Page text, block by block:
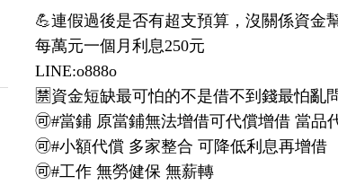
💪連假過後是否有超支預算，沒關係資金
每萬元一個月利息250元
LINE:o888o
🈲資金短缺最可怕的不是借不到錢最怕亂
🉑#當鋪 原當鋪無法增借可代償增借 當品
🉑#小額代償 多家整合 可降低利息再增借
🉑#工作 無勞健保 無薪轉